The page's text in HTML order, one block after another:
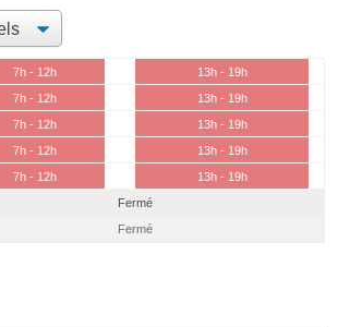
7h - 12h
13h - 19h
7h - 12h
13h - 19h
7h - 12h
13h - 19h
7h - 12h
13h - 19h
7h - 12h
13h - 19h
Fermé
Fermé